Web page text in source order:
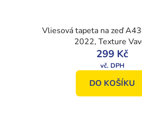
Vliesová tapeta na zeď
2022, Texture
299 Kč
DO KOŠÍKU